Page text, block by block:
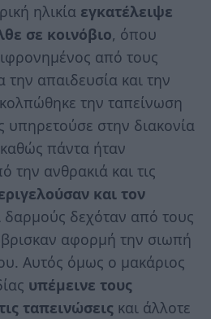
ηλικία εγκατέλειψε
σε κοινόβιο, όπου
από τους
την απαιδευσία και την
την ταπείνωση
υπηρετούσε στην διακονία
πάντα ήταν
την ανθρακιά και τις
και τον
δαρμούς δεχόταν από τους
αφορμή την σιωπή
Αυτός όμως ο μακάριος
υπέμεινε τους
ταπεινώσεις και άλλοτε